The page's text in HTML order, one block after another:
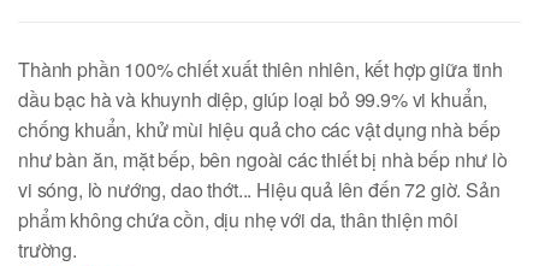
Thành phần 100% chiết xuất thiên nhiên, kết hợp giữa tinh
dầu bạc hà và khuynh diệp, giúp loại bỏ 99.9% vi khuẩn,
chống khuẩn, khử mùi hiệu quả cho các vật dụng nhà bếp
như bàn ăn, mặt bếp, bên ngoài các thiết bị nhà bếp như lò
vi sóng, lò nướng, dao thớt... Hiệu quả lên đến 72 giờ. Sản
phẩm không chứa cồn, dịu nhẹ với da, thân thiện môi
trường.